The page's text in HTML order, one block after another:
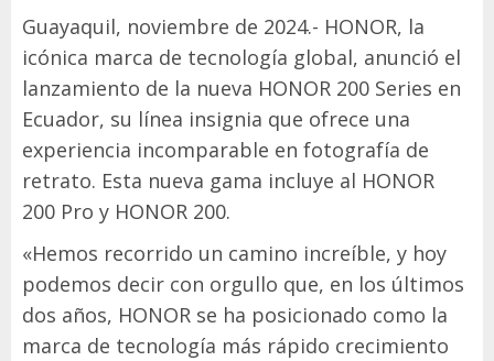
Guayaquil, noviembre de 2024.- HONOR, la
icónica marca de tecnología global, anunció el
lanzamiento de la nueva HONOR 200 Series en
Ecuador, su línea insignia que ofrece una
experiencia incomparable en fotografía de
retrato. Esta nueva gama incluye al HONOR
200 Pro y HONOR 200.
«Hemos recorrido un camino increíble, y hoy
podemos decir con orgullo que, en los últimos
dos años, HONOR se ha posicionado como la
marca de tecnología más rápido crecimiento